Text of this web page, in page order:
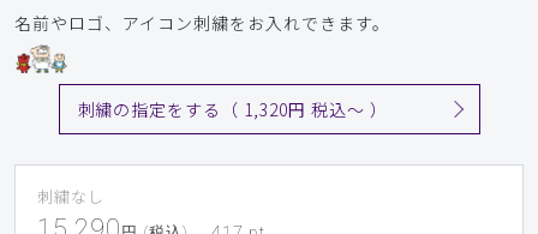
名前やロゴ、アイコン刺繍をお入れできます。
刺繍の指定をする（ 1,320円 税込〜 ）
刺繍なし